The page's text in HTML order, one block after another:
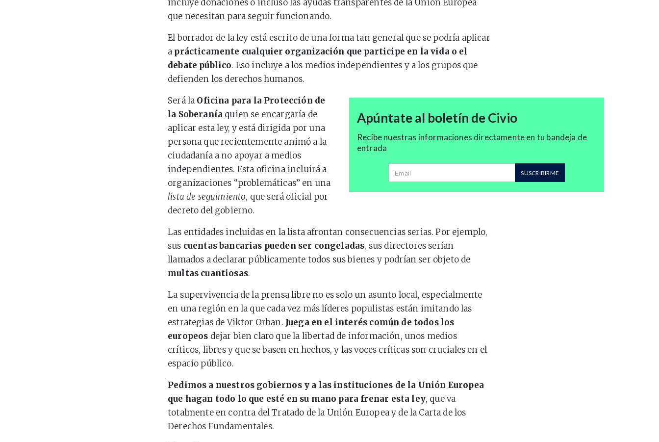
incluye donaciones o incluso las ayudas transparentes de la Unión Europea
que necesitan para seguir funcionando.
El borrador de la ley está escrito de una forma tan general que se podría aplicar
a prácticamente cualquier organización que participe en la vida o el
debate público. Eso incluye a los medios independientes y a los grupos que
defienden los derechos humanos.
Apúntate al boletín de Civio
Recibe nuestras informaciones directamente en tu bandeja de
entrada
Dirección de correo SUSCRIBIRME
Será la Oficina para la Protección de
la Soberanía quien se encargaría de
aplicar esta ley, y está dirigida por una
persona que recientemente animó a la
ciudadanía a no apoyar a medios
independientes. Esta oficina incluirá a
organizaciones “problemáticas” en una
lista de seguimiento, que será oficial por
decreto del gobierno.
Las entidades incluidas en la lista afrontan consecuencias serias. Por ejemplo,
sus cuentas bancarias pueden ser congeladas, sus directores serían
llamados a declarar públicamente todos sus bienes y podrían ser objeto de
multas cuantiosas.
La supervivencia de la prensa libre no es solo un asunto local, especialmente
en una región en la que cada vez más líderes populistas están imitando las
estrategias de Viktor Orban. Juega en el interés común de todos los
europeos dejar bien claro que la libertad de información, unos medios
críticos, libres y que se basen en hechos, y las voces críticas son cruciales en el
espacio público.
Pedimos a nuestros gobiernos y a las instituciones de la Unión Europea
que hagan todo lo que esté en su mano para frenar esta ley, que va
totalmente en contra del Tratado de la Unión Europea y de la Carta de los
Derechos Fundamentales.